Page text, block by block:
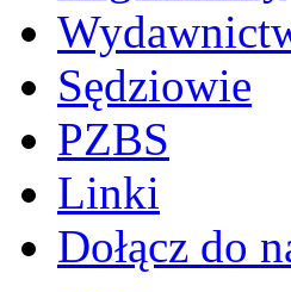
Sędziowie
PZBS
Linki
Dołącz do